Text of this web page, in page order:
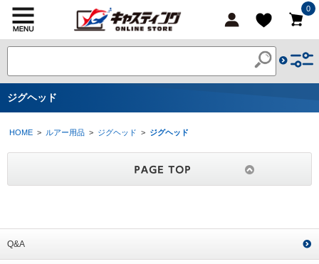
0
ジグヘッド
HOME > ルアー用品 > ジグヘッド > ジグヘッド
Q&A